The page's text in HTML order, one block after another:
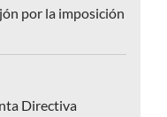
por la imposición
Directiva